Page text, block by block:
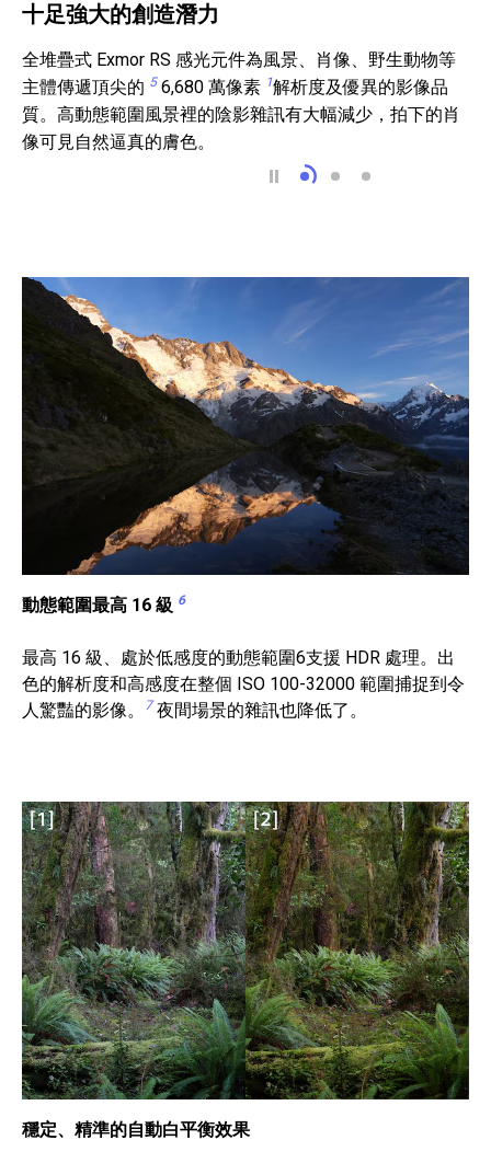
十足強大的創造潛力
野生動物主體
風景
十足強大的創造潛力
全堆疊式 Exmor RS 感光元件為風景、肖像、野生動物等
主體傳遞頂尖的 5 6,680 萬像素 1解析度及優異的影像品
質。高動態範圍風景裡的陰影雜訊有大幅減少，拍下的肖
像可見自然逼真的膚色。
動態範圍最高 16 級 6
最高 16 級、處於低感度的動態範圍6支援 HDR 處理。出
色的解析度和高感度在整個 ISO 100-32000 範圍捕捉到令
人驚豔的影像。
7夜間場景的雜訊也降低了。
穩定、精準的自動白平衡效果